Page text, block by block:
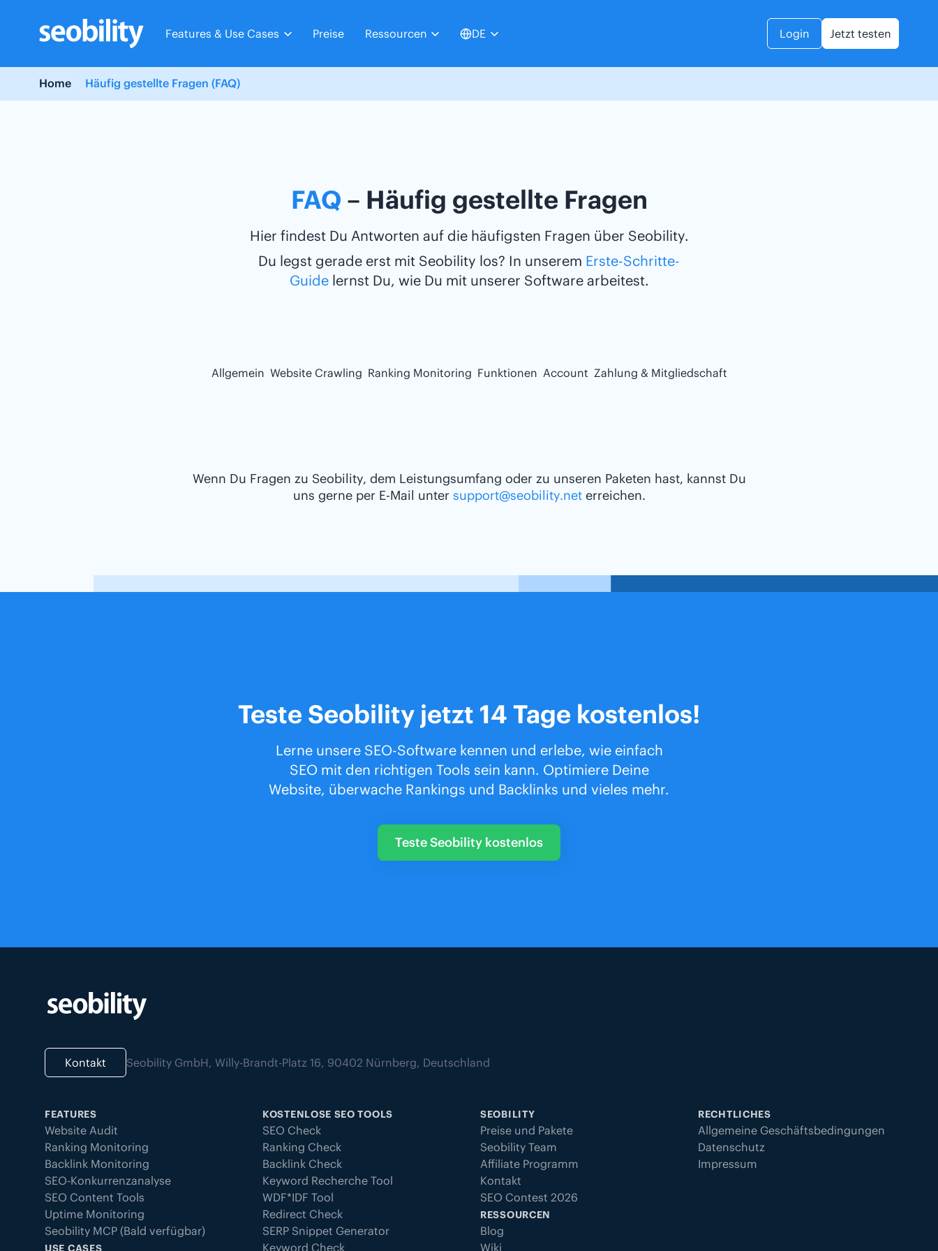
content
Features & Use Cases Preise Ressourcen DE Login Jetzt testen
Home Häufig gestellte Fragen (FAQ)
FAQ – Häufig gestellte Fragen
Hier findest Du Antworten auf die häufigsten Fragen über Seobility.
Du legst gerade erst mit Seobility los? In unserem Erste-Schritte-
Guidelernst Du, wie Du mit unserer Software arbeitest.
Allgemein Website Crawling Ranking Monitoring Funktionen Account Zahlung & Mitgliedschaft
Wenn Du Fragen zu Seobility, dem Leistungsumfang oder zu unseren Paketen hast, kannst Du
uns gerne per E-Mail unter support@seobility.neterreichen.
Teste Seobility jetzt 14 Tage kostenlos!
Lerne unsere SEO-Software kennen und erlebe, wie einfach
SEO mit den richtigen Tools sein kann. Optimiere Deine
Website, überwache Rankings und Backlinks und vieles mehr.
Teste Seobility kostenlos
Kontakt Seobility GmbH, Willy-Brandt-Platz 16, 90402 Nürnberg, Deutschland
FEATURES
Website Audit
Ranking Monitoring
Backlink Monitoring
SEO-Konkurrenzanalyse
SEO Content Tools
Uptime Monitoring
Seobility MCP (Bald verfügbar)
USE CASES
KOSTENLOSE SEO TOOLS
SEO Check
Ranking Check
Backlink Check
Keyword Recherche Tool
WDF*IDF Tool
Redirect Check
SERP Snippet Generator
Keyword Check
SEOBILITY
Preise und Pakete
Seobility Team
Affiliate Programm
Kontakt
SEO Contest 2026
RESSOURCEN
Blog
Wiki
RECHTLICHES
Allgemeine Geschäftsbedingungen
Datenschutz
Impressum